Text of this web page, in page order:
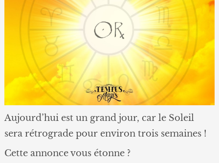
Aujourd’hui est un grand jour, car le Soleil
sera rétrograde pour environ trois semaines !
Cette annonce vous étonne ?